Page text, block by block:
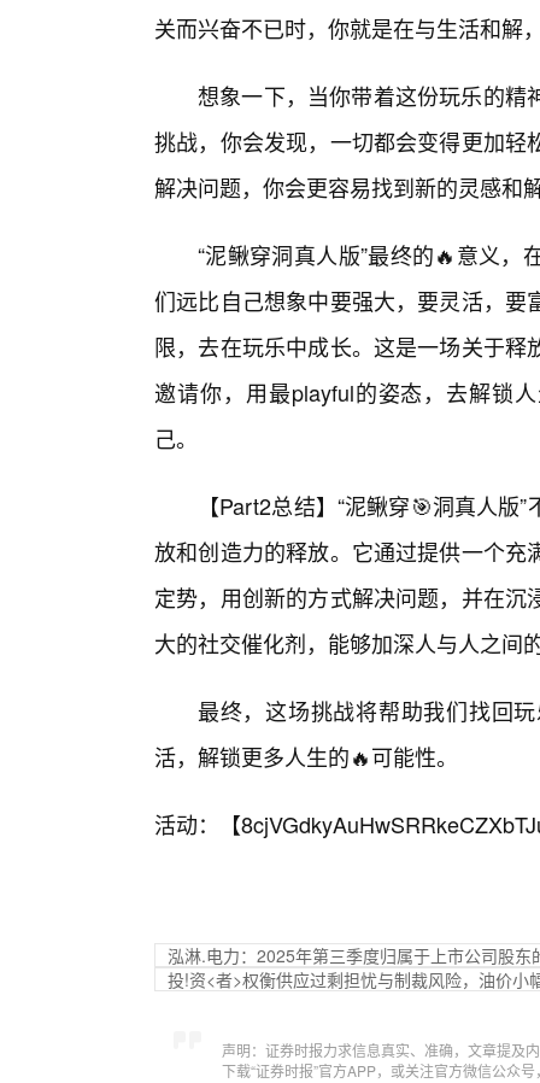
关而兴奋不已时，你就是在与生活和解
想象一下，当你带着这份玩乐的精
挑战，你会发现，一切都会变得更加
解决问题，你会更容易找到新的灵感和
“泥鳅穿洞真人版”最终的🔥意义
们远比自己想象中要强大，要灵活，
限，去在玩乐中成长。这是一场关于
邀请你，用最playful的姿态，去解锁
己。
【Part2总结】“泥鳅穿🎯洞真人
放和创造力的释放。它通过提供一个
定势，用创新的方式解决问题，并在
大的社交催化剂，能够加深人与人之间
最终，这场挑战将帮助我们找回
活，解锁更多人生的🔥可能性。
活动：【
泓淋.电力：2025年第三季度归属于上市公司股
投!资<者>权衡供应过剩担忧与制裁风险，油价小
声明：证券时报力求信息真实、准确，文章提及
下载“证券时报”官方APP，或关注官方微信公众